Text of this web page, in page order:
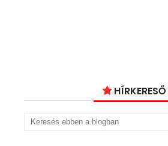
HÍRKERESŐ